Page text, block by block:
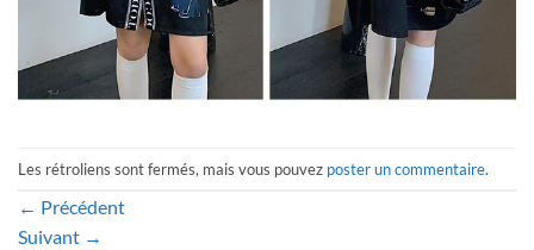
Les rétroliens sont fermés, mais vous pouvez poster un commentaire.
← Précédent
Suivant →